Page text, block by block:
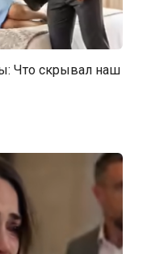
Что скрывал наш